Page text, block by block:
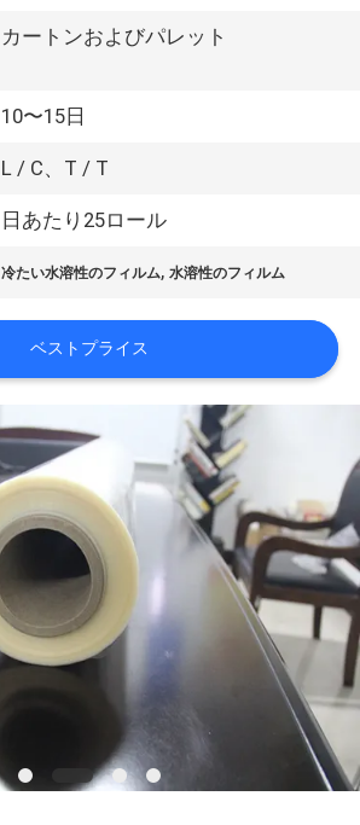
カートンおよびパレット
10〜15日
L / C、T / T
日あたり25ロール
冷たい水溶性のフィルム,水溶性のフィルム
ベストプライス